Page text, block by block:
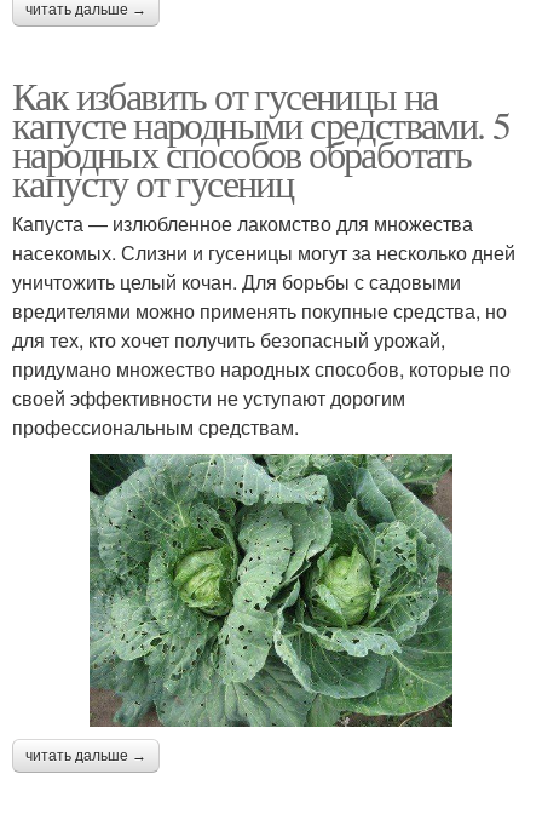
читать дальше →
Как избавить от гусеницы на
капусте народными средствами. 5
народных способов обработать
капусту от гусениц
Капуста — излюбленное лакомство для множества
насекомых. Слизни и гусеницы могут за несколько дней
уничтожить целый кочан. Для борьбы с садовыми
вредителями можно применять покупные средства, но
для тех, кто хочет получить безопасный урожай,
придумано множество народных способов, которые по
своей эффективности не уступают дорогим
профессиональным средствам.
читать дальше →